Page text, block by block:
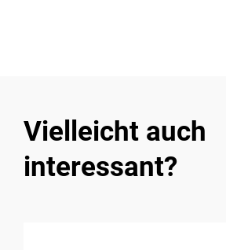
Vielleicht auch
interessant?